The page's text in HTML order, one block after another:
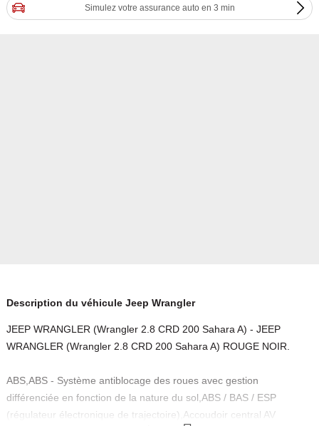
Simulez votre assurance auto en 3 min
Description du véhicule Jeep Wrangler
JEEP WRANGLER (Wrangler 2.8 CRD 200 Sahara A) - JEEP
WRANGLER (Wrangler 2.8 CRD 200 Sahara A) ROUGE NOIR.
ABS,ABS - Système antiblocage des roues avec gestion
différenciée en fonction de la nature du sol,ABS / BAS / ESP
(régulateur électronique de trajectoire),Accoudoir central AV